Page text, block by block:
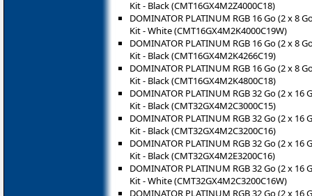
Kit - Black (CMT16GX4M2Z4000C18)
DOMINATOR PLATINUM RGB 16 Go (2 x 8
Kit - White (CMT16GX4M2K4000C19W)
DOMINATOR PLATINUM RGB 16 Go (2 x 8
Kit - Black (CMT16GX4M2K4266C19)
DOMINATOR PLATINUM RGB 16 Go (2 x 8
Kit - Black (CMT16GX4M2K4800C18)
DOMINATOR PLATINUM RGB 32 Go (2 x
Kit - Black (CMT32GX4M2C3000C15)
DOMINATOR PLATINUM RGB 32 Go (2 x
Kit - Black (CMT32GX4M2C3200C16)
DOMINATOR PLATINUM RGB 32 Go (2 x
Kit - Black (CMT32GX4M2E3200C16)
DOMINATOR PLATINUM RGB 32 Go (2 x
Kit - White (CMT32GX4M2C3200C16W)
DOMINATOR PLATINUM RGB 32 Go (2 x